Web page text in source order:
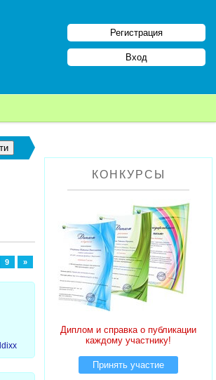
Регистрация
Вход
9 »
КОНКУРСЫ
Диплом и справка о публикации
каждому участнику!
Принять участие